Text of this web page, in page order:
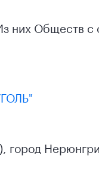
них Обществ с
город